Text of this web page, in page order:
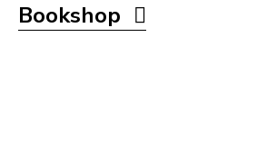
Bookshop